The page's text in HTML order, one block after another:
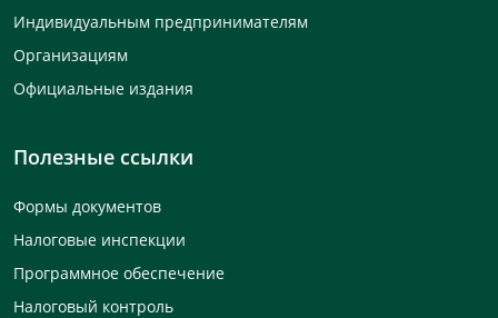
Индивидуальным предпринимателям
Организациям
Официальные издания
Полезные ссылки
Формы документов
Налоговые инспекции
Программное обеспечение
Налоговый контроль